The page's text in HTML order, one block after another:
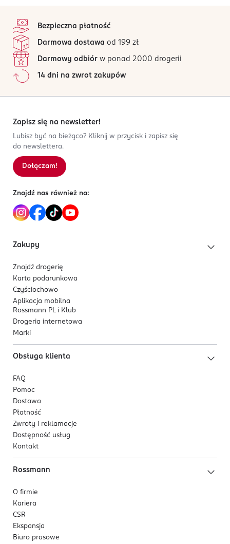
Bezpieczna płatność
Darmowa dostawa od 199 zł
Darmowy odbiór w ponad 2000 drogerii
14 dni na zwrot zakupów
Zapisz się na newsletter!
Lubisz być na bieżąco? Kliknij w przycisk i zapisz się
do newslettera.
Dołączam!
Znajdź nas również na:
Zakupy
Znajdź drogerię
Karta podarunkowa
Czyściochowo
Aplikacja mobilna
Rossmann PL i Klub
Drogeria internetowa
Marki
Obsługa klienta
FAQ
Pomoc
Dostawa
Płatność
Zwroty i reklamacje
Dostępność usług
Kontakt
Rossmann
O firmie
Kariera
CSR
Ekspansja
Biuro prasowe